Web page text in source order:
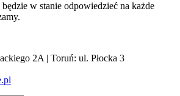
będzie w stanie odpowiedzieć na każde
2A | Toruń: ul. Płocka 3